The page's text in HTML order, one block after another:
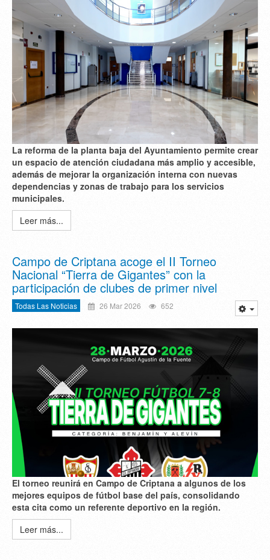
La reforma de la planta baja del Ayuntamiento permite crear
un espacio de atención ciudadana más amplio y accesible,
además de mejorar la organización interna con nuevas
dependencias y zonas de trabajo para los servicios
municipales.
Leer más...
Campo de Criptana acoge el II Torneo
Nacional “Tierra de Gigantes” con la
participación de clubes de primer nivel
Todas Las Noticias 26 Mar 2026 652
El torneo reunirá en Campo de Criptana a algunos de los
mejores equipos de fútbol base del país, consolidando
esta cita como un referente deportivo en la región.
Leer más...